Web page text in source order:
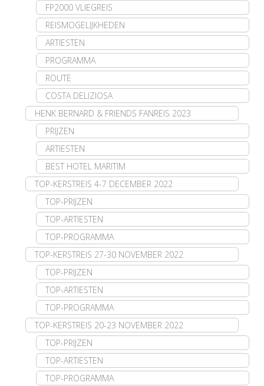
FP2000 VLIEGREIS
REISMOGELIJKHEDEN
ARTIESTEN
PROGRAMMA
ROUTE
COSTA DELIZIOSA
HENK BERNARD & FRIENDS FANREIS 2023
PRIJZEN
ARTIESTEN
BEST HOTEL MARITIM
TOP-KERSTREIS 4-7 DECEMBER 2022
TOP-PRIJZEN
TOP-ARTIESTEN
TOP-PROGRAMMA
TOP-KERSTREIS 27-30 NOVEMBER 2022
TOP-PRIJZEN
TOP-ARTIESTEN
TOP-PROGRAMMA
TOP-KERSTREIS 20-23 NOVEMBER 2022
TOP-PRIJZEN
TOP-ARTIESTEN
TOP-PROGRAMMA